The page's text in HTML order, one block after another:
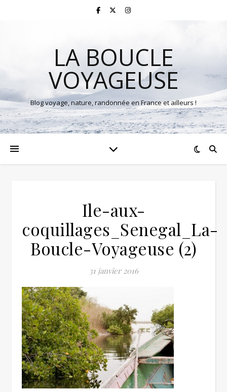
LA BOUCLE
VOYAGEUSE
Blog voyage, nature, randonnée en France et ailleurs !
Ile-aux-
coquillages_Senegal_La-
Boucle-Voyageuse (2)
31 janvier 2016